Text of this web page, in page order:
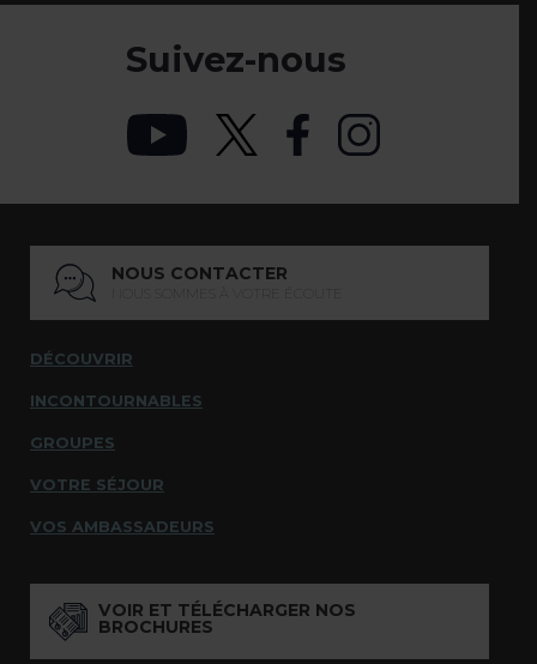
Suivez-nous
NOUS CONTACTER
DÉCOUVRIR
INCONTOURNABLES
GROUPES
VOTRE SÉJOUR
VOS AMBASSADEURS
VOIR ET TÉLÉCHARGER NOS
BROCHURES